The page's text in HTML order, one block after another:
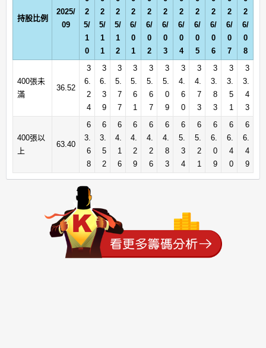
持股比例
2025/
09
2
5/
1
0
2
5/
1
1
2
5/
1
2
2
6/
0
1
2
6/
0
2
2
6/
0
3
2
6/
0
4
2
6/
0
5
2
6/
0
6
2
6/
0
7
2
6/
0
8
400張未
滿
36.52
3
6.
2
4
3
6.
3
9
3
5.
7
7
3
5.
6
1
3
5.
6
7
3
5.
0
9
3
4.
6
0
3
4.
7
3
3
3.
8
3
3
3.
5
1
3
3.
4
3
400張以
上
63.40
6
3.
6
8
6
3.
5
2
6
4.
1
6
6
4.
2
9
6
4.
2
6
6
4.
8
3
6
5.
3
4
6
5.
2
1
6
6.
0
9
6
6.
4
0
6
6.
4
9